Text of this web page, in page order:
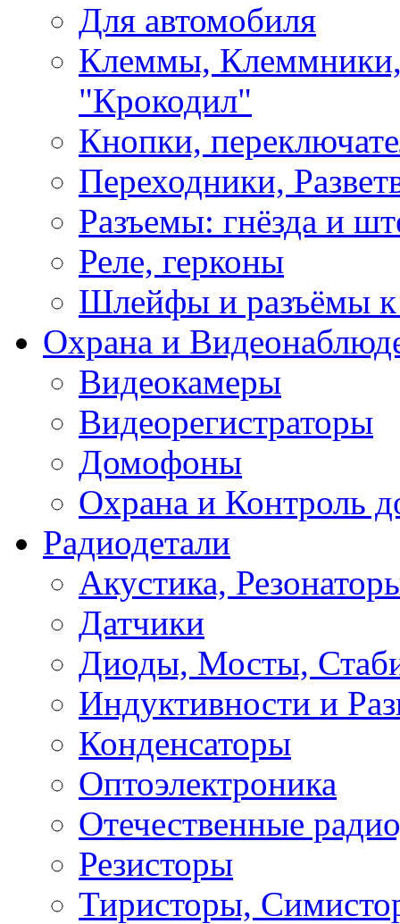
Для автомобиля
Клеммы,
"Крокодил"
Кнопки,
Переходники,
Разъемы: гнёзда и
Реле, герконы
Шлейфы и разъёмы
Охрана и
Видеокамеры
Видеорегистраторы
Домофоны
Охрана и Контроль
Радиодетали
Акустика,
Датчики
Диоды, Мосты,
Индуктивности и
Конденсаторы
Оптоэлектроника
Отечественные
Резисторы
Тиристоры,